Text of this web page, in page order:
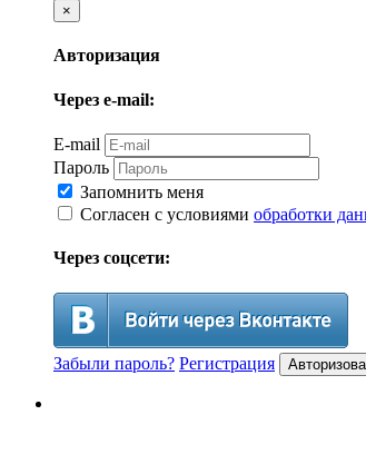
×
Авторизация
Через e-mail:
E-mail
Пароль
Запомнить меня
Согласен с условиями обработки
Через соцсети:
Забыли пароль? Регистрация